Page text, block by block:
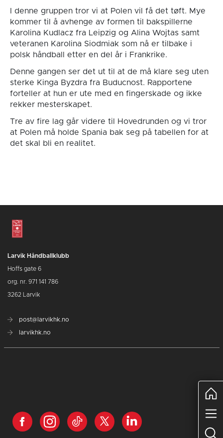
I denne gruppen tror vi at Polen vil få det tøft. Mye
kommer til å avhenge av formen til bakspillerne
Karolina Kudlacz fra Leipzig og Alina Wojtas samt
veteranen Karolina Siodmiak som nå er tilbake i
polsk håndball etter en del år i Frankrike.
Denne gangen ser det ut til at de må klare seg uten
sterke Kinga Byzdra fra Buducnost. Rapportene
forteller at hun er ute med en fingerskade og ikke
rekker mesterskapet.
Tre av fire lag går videre til Hovedrunden og vi tror
at Polen må holde Spania bak seg på tabellen for at
det skal bli en realitet.
Larvik Håndballklubb
Hoffs gate 6
org. nr. 971 141 786
3262 Larvik
post@larvikhk.no
larvikhk.no